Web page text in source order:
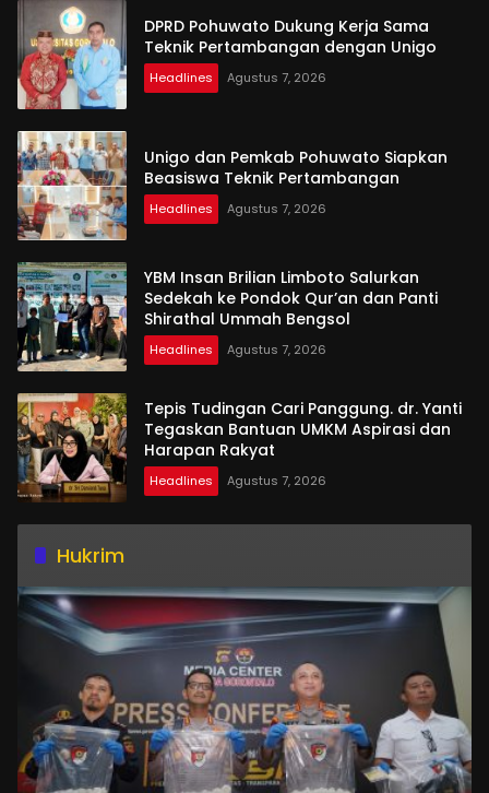
DPRD Pohuwato Dukung Kerja Sama
Teknik Pertambangan dengan Unigo
Headlines Agustus 7, 2026
Unigo dan Pemkab Pohuwato Siapkan
Beasiswa Teknik Pertambangan
Headlines Agustus 7, 2026
YBM Insan Brilian Limboto Salurkan
Sedekah ke Pondok Qur’an dan Panti
Shirathal Ummah Bengsol
Headlines Agustus 7, 2026
Tepis Tudingan Cari Panggung. dr. Yanti
Tegaskan Bantuan UMKM Aspirasi dan
Harapan Rakyat
Headlines Agustus 7, 2026
Hukrim